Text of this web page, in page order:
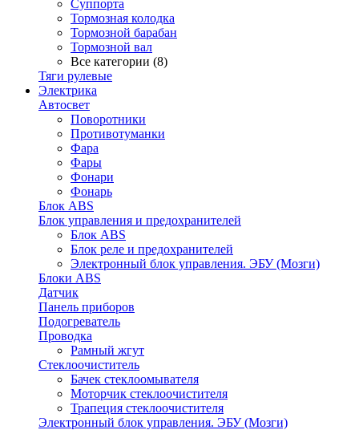
Суппорта
Тормозная колодка
Тормозной барабан
Тормозной вал
Все категории (8)
Тяги рулевые
Электрика
Автосвет
Поворотники
Противотуманки
Фара
Фары
Фонари
Фонарь
Блок ABS
Блок управления и предохранителей
Блок ABS
Блок реле и предохранителей
Электронный блок управления. ЭБУ (Мозги)
Блоки ABS
Датчик
Панель приборов
Подогреватель
Проводка
Рамный жгут
Стеклоочиститель
Бачек стеклоомывателя
Моторчик стеклоочистителя
Трапеция стеклоочистителя
Электронный блок управления. ЭБУ (Мозги)